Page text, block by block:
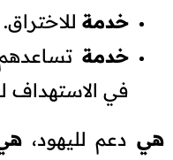
خدمةللاختراق.
خدمة
في الاستهداف
هيدعم لليهود،